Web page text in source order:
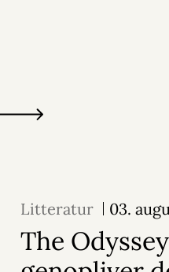
Litteratur 03.
The Odyssey